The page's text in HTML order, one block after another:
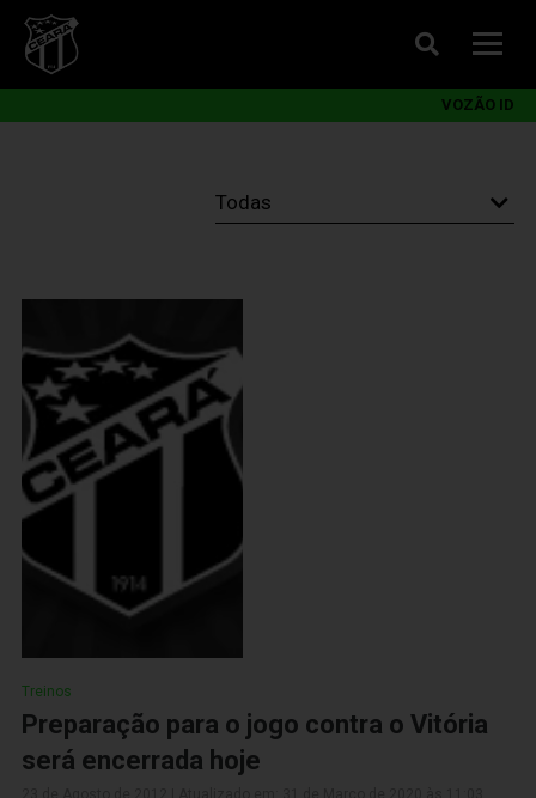
VOZÃO ID
Treinos
Preparação para o jogo contra o Vitória
será encerrada hoje